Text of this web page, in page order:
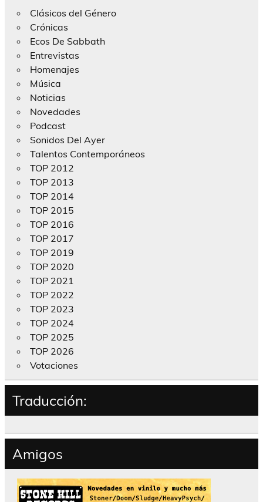
Clásicos del Género
Crónicas
Ecos De Sabbath
Entrevistas
Homenajes
Música
Noticias
Novedades
Podcast
Sonidos Del Ayer
Talentos Contemporáneos
TOP 2012
TOP 2013
TOP 2014
TOP 2015
TOP 2016
TOP 2017
TOP 2019
TOP 2020
TOP 2021
TOP 2022
TOP 2023
TOP 2024
TOP 2025
TOP 2026
Votaciones
Traducción:
Amigos